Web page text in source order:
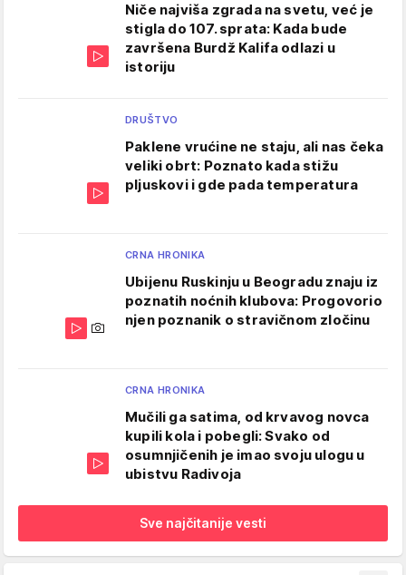
Niče najviša zgrada na svetu, već je
stigla do 107. sprata: Kada bude
završena Burdž Kalifa odlazi u
istoriju
DRUŠTVO
Paklene vrućine ne staju, ali nas čeka
veliki obrt: Poznato kada stižu
pljuskovi i gde pada temperatura
CRNA HRONIKA
Ubijenu Ruskinju u Beogradu znaju iz
poznatih noćnih klubova: Progovorio
njen poznanik o stravičnom zločinu
CRNA HRONIKA
Mučili ga satima, od krvavog novca
kupili kola i pobegli: Svako od
osumnjičenih je imao svoju ulogu u
ubistvu Radivoja
Sve najčitanije vesti